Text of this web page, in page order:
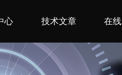
心 技术文章 在